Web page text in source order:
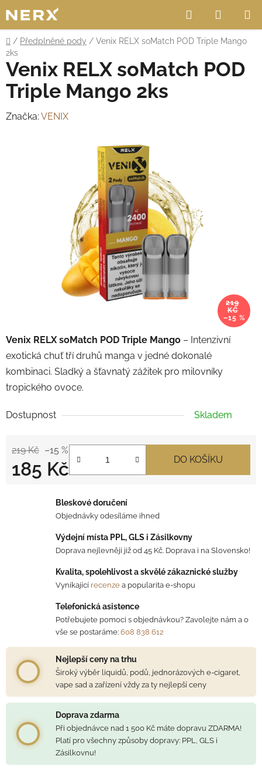
na
obsah
Hledat
KOŠÍK
Domů
/ Předplněné pody / Venix RELX soMatch POD Triple Mango
2ks
Venix RELX soMatch POD Triple Mango – Intenzivní
exotická chuť tří druhů manga v jedné dokonalé
kombinaci. Sladký a šťavnatý zážitek pro milovníky
tropického ovoce.
Dostupnost Skladem
219 Kč –15 %
185 Kč DO KOŠÍKU
Venix RELX soMatch POD
Triple Mango 2ks
Značka: VENIX
219
KČ
–15 %
Bleskové doručení
Objednávky odesíláme ihned
Výdejní místa PPL, GLS i Zásilkovny
Doprava nejlevněji již od 45 Kč. Doprava i na Slovensko!
Kvalita, spolehlivost a skvělé zákaznické služby
Vynikající recenze a popularita e-shopu
Telefonická asistence
Potřebujete pomoci s objednávkou? Zavolejte nám a o
vše se postaráme: 608 838 612
Nejlepší ceny na trhu
Široký výběr liquidů, podů, jednorázových e-cigaret,
vape sad a zařízení vždy za ty nejlepší ceny
Doprava zdarma
Při objednávce nad 1 500 Kč máte dopravu ZDARMA!
Platí pro všechny způsoby dopravy: PPL, GLS i
Zásilkovnu!